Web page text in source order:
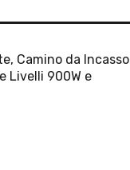
Camino da Incasso
Livelli 900W e